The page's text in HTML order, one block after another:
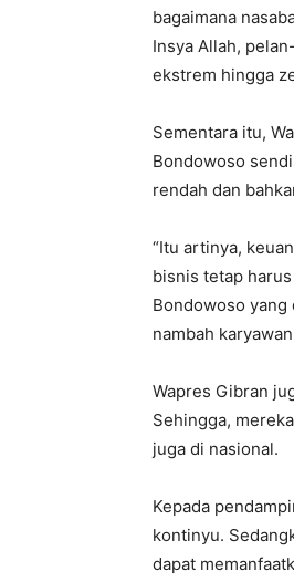
bagaimana
Insya Allah,
ekstrem hingga
Sementara itu,
Bondowoso
rendah dan
“Itu artinya,
bisnis tetap
Bondowoso yang
nambah
Wapres Gibran
Sehingga,
juga di nasional.
Kepada
kontinyu.
dapat